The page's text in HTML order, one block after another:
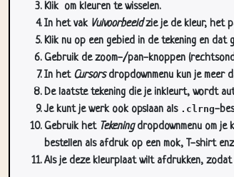
Klik om kleuren te wisselen.
In het vak Vulvoorbeeldzie je de kleur, het
Klik nu op een gebied in de tekening en
Gebruik de zoom-/pan-knoppen
In het Cursorsdropdownmenu kun je meer
De laatste tekening die je inkleurt, wordt
Je kunt je werk ook opslaan als .clrng-
Gebruik het Tekeningdropdownmenu om je
bestellen als afdruk op een mok, T-shirt
Als je deze kleurplaat wilt afdrukken,